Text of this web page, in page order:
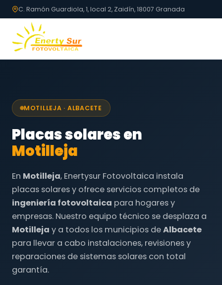
C. Ramón Guardiola, 1, local 2, Zaidín, 18007 Granada
MOTILLEJA · ALBACETE
Placas solares en
Motilleja
En Motilleja, Enertysur Fotovoltaica instala
placas solares y ofrece servicios completos de
ingeniería fotovoltaica para hogares y
empresas. Nuestro equipo técnico se desplaza a
Motilleja y a todos los municipios deAlbacete
para llevar a cabo instalaciones, revisiones y
reparaciones de sistemas solares con total
garantía.